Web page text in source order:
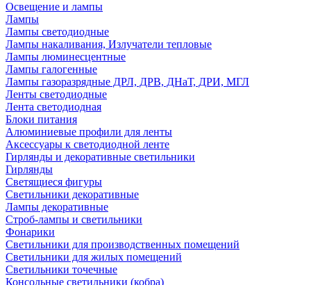
Освещение и лампы
Лампы
Лампы светодиодные
Лампы накаливания, Излучатели тепловые
Лампы люминесцентные
Лампы галогенные
Лампы газоразрядные ДРЛ, ДРВ, ДНаТ, ДРИ, МГЛ
Ленты светодиодные
Лента светодиодная
Блоки питания
Алюминиевые профили для ленты
Аксессуары к светодиодной ленте
Гирлянды и декоративные светильники
Гирлянды
Светящиеся фигуры
Светильники декоративные
Лампы декоративные
Строб-лампы и светильники
Фонарики
Светильники для производственных помещений
Светильники для жилых помещений
Светильники точечные
Консольные светильники (кобра)